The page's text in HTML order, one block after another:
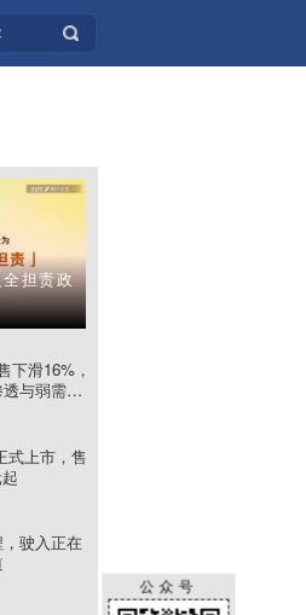
公众号
担责政
下滑16%，
与弱需求
式上市，售
驶入正在